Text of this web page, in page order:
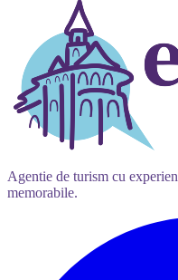
Agentie de turism cu
memorabile.